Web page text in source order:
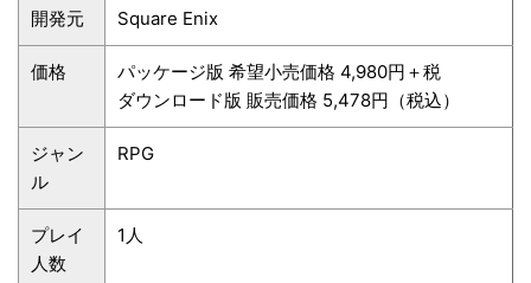
開発元 Square Enix
価格
パッケージ版 希望小売価格 4,980円＋税
ダウンロード版 販売価格 5,478円（税込）
ジャン
ル
RPG
プレイ
人数
1人